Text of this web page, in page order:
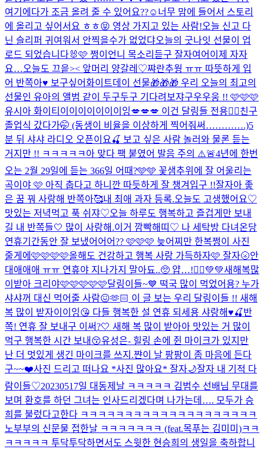
여기에다가 조금 올려 줄 수 있어요??☺️너무 맘에 들어서 스토리
에 올리고 싶어서요 ㅎㅎ😝 영상 가지고 있는 사람!오늘 신고 다
닌 슬리퍼 귀여워서 안찍을수가 없었댜오늘의 굿나잇 선물이 업
로드 되었습니다🐰🩷 쩡이언니 목소리듣구 잘자여어 이제 자자
요…오늘도 끄읕>< 앞머리 양갈레♡쨔란추웡 ㅠㅠ 따뜻하게 입
어 반쪽아♥️ 보구싶어화이트데이 선물🎁🎁🎁 우리 오늘의 최고의
선물인 유아의 앨범 같이 두구두구 기다려보쟈구우우웅 !! 🩷🩷🩷
유시아 화이티이이이이이이이잉💋💋💋 이건 달링들 전용❤️‍🔥친구
졸업식 갔다가🤭 (동생이 비율을 이상하게 찍어줘써………….)5
분 뒤 샤샤 라디오 오픈이요🍒 보고 싶은 사람 놀러와 물론 듣는
거지만 !! ㅋㅋㅋㅋㅋ아 맞다 팩 붙였어 발음 주의 ⚠️🚨4년에 한번
오는 2월 29일에 듣는 366일 어때?🩵🩵 꽃샘추위에 잘 어울리는
곡이야 🩷 아직 춥다고 하니깐 따듯하게 잘 챙겨입구 !!잘자아 좋
은 꿈 꿔 사랑해 반쪽아🥰내 최애 과자 등록.오늘도 고생했어요♡
맛있는 저녁먹고 푹 쉬쟈♡오늘 하루도 행복하고 즐겁게만 보내
길 내 반쪽들🤍 많이 사랑해.이거 깜빡해띠♡ 나 세탁방 다녀온당
연휴기간동안 잘 보냈어어어?? 🩷🩷🩷 늦어찌만 한복쩡이 사진
줄게에🩷🩷🩷🩷올해도 건강하고 행복 사랑 가득하자🩷 잘자🌝안
대애애애 ㅠㅠ 연휴야 지나가지 말아됴..🥺 얍…!🧚‍♀️💚💚새해복많
이받아 크리야🩷🩷🩷🩷🩷달링이들~💙 떡국 많이 먹었어용? 누가
샤샤꺼 대신 먹어줄 사람😖🫶🏻 이 글 보는 우리 달링이들 !! 새해
복 많이 받자이이잉😘 다들 행복한 설 연휴 되세용 샤랑해♥️🍒 반
쪽! 연휴 잘 보내구 이써?🤍 새해 복 많이 받아아 맛있는 거 많이
먹구 행복한 시간 보내😚유성은- 힐링 손에 쥔 마이크가 있지만
난 더 멋있게 생긴 마이크를 쓰지.쨘이 날 팡팡이 좀 마음에 든다
구~~❤️사진 드리고 떠나요 *사진 많아요* 잘자🌙잘자 내 기적 다
람이들♡20230517일 대동제날 ㅋㅋㅋㅋㅋ 김범수 선배님 무대를
보며 환호를 하던 그녀는 인사드리겠다며 나가는데…. 모두가 승
희를 불렀다고한다 ㅋㅋㅋㅋㅋㅋㅋㅋㅋㅋㅋㅋㅋㅋㅋㅋㅋㅋㅋㅋ
노부부의 신문물 접한날 ㅋㅋㅋㅋㅋㅋㅋ (feat.목푸는 김미미)ㅋㅋ
ㅋㅋㅋㅋㅋ 투닥투닥하면서도 스윗한 현승희의 생일을 축하합니